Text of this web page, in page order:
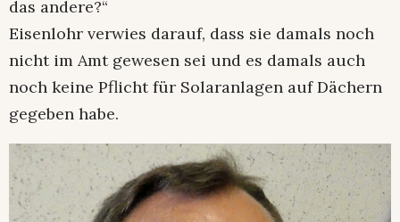
das andere?“
Eisenlohr verwies darauf, dass sie damals noch
nicht im Amt gewesen sei und es damals auch
noch keine Pflicht für Solaranlagen auf Dächern
gegeben habe.